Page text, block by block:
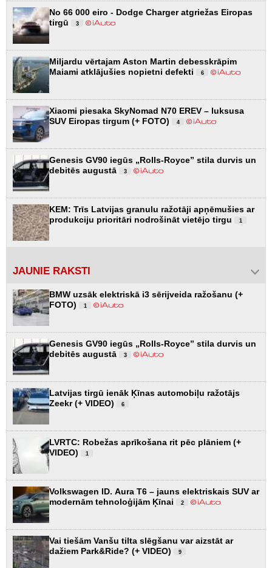
No 66 000 eiro - Dodge Charger atgriežas Eiropas
tirgū
3
Miljardu vērtajam Aston Martin debesskrāpim
Maiami atklājušies nopietni defekti
6
Xiaomi piesaka SkyNomad N70 EREV – luksusa
SUV Eiropas tirgum (+ FOTO)
4
Genesis GV90 iegūs „Rolls-Royce” stila durvis un
debitēs augustā
3
KEM: Trīs Latvijas granulu ražotāji apņēmušies ar
produkciju prioritāri nodrošināt vietējo tirgu
1
JAUNIE RAKSTI
BMW uzsāk elektriskā i3 sērijveida ražošanu (+
FOTO)
1
Genesis GV90 iegūs „Rolls-Royce” stila durvis un
debitēs augustā
3
Latvijas tirgū ienāk Ķīnas automobiļu ražotājs
Zeekr (+ VIDEO)
6
LVRTC: Robežas aprīkošana rit pēc plāniem (+
VIDEO)
1
Volkswagen ID. Aura T6 – jauns elektriskais SUV ar
modernām tehnoloģijām Ķīnai
2
Vai tiešām Vanšu tilta slēgšanu var aizstāt ar
dažiem Park&Ride? (+ VIDEO)
9